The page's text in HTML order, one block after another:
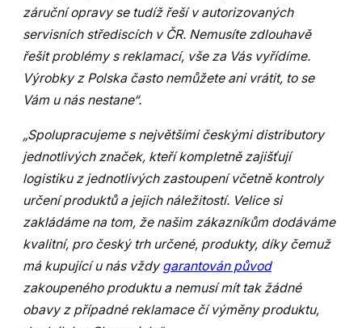
záruční opravy se tudíž řeší v autorizovaných
servisních střediscích v ČR. Nemusíte zdlouhavě
řešit problémy s reklamací, vše za Vás vyřídíme.
Výrobky z Polska často nemůžete ani vrátit, to se
Vám u nás nestane“.
„Spolupracujeme s největšími českými distributory
jednotlivých značek, kteří kompletně zajišťují
logistiku z jednotlivých zastoupení včetně kontroly
určení produktů a jejich náležitostí. Velice si
zakládáme na tom, že našim zákazníkům dodáváme
kvalitní, pro český trh určené, produkty, díky čemuž
má kupující u nás vždygarantován původ
zakoupeného produktu a nemusí mít tak žádné
obavy z případné reklamace čí výměny produktu,